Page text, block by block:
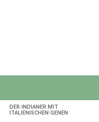
DER INDIANER MIT
ITALIENISCHEN GENEN